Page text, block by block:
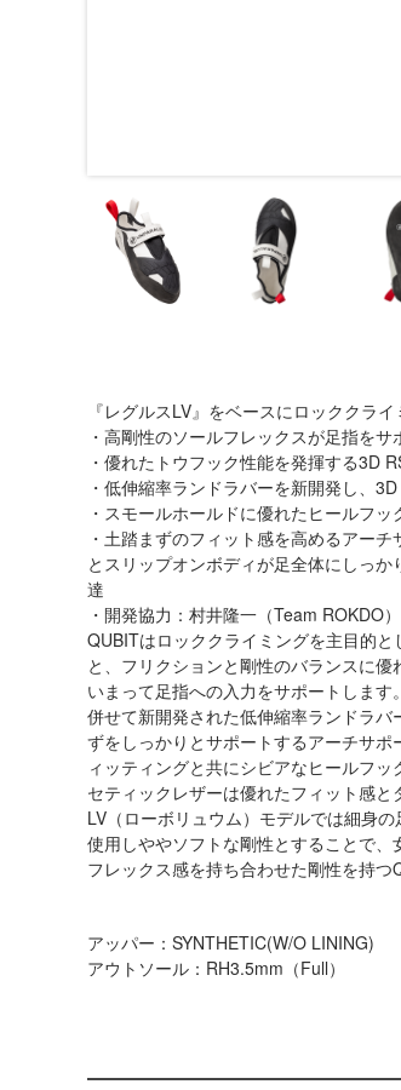
『レグルスLV』をベースにロッククラ
・高剛性のソールフレックスが足指をサ
・優れたトウフック性能を発揮する3D
・低伸縮率ランドラバーを新開発し、
・スモールホールドに優れたヒールフ
・土踏まずのフィット感を高めるアー
とスリップオンボディが足全体にしっ
達
・開発協力：村井隆一（Team ROKDO）
QUBITはロッククライミングを主目的
と、フリクションと剛性のバランスに
いまって足指への入力をサポートします
併せて新開発された低伸縮率ランドラ
ずをしっかりとサポートするアーチサ
ィッティングと共にシビアなヒールフ
セティックレザーは優れたフィット感と
LV（ローボリュウム）モデルでは細身
使用しややソフトな剛性とすることで、
フレックス感を持ち合わせた剛性を持つ
アッパー：SYNTHETIC(W/O LINING)
アウトソール：RH3.5mm（Full）